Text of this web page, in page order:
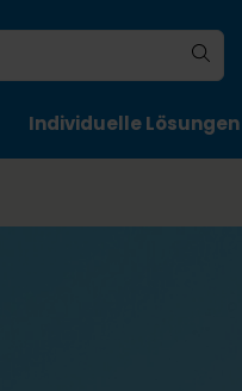
Individuelle Lösungen